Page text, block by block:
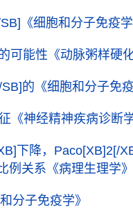
《细胞和分子免疫学
可能性 《动脉粥样硬化
的 《细胞和分子免
《神经精神疾病诊断
下降，Paco[XB]2[/
例关系 《病理生理学》
分子免疫学》